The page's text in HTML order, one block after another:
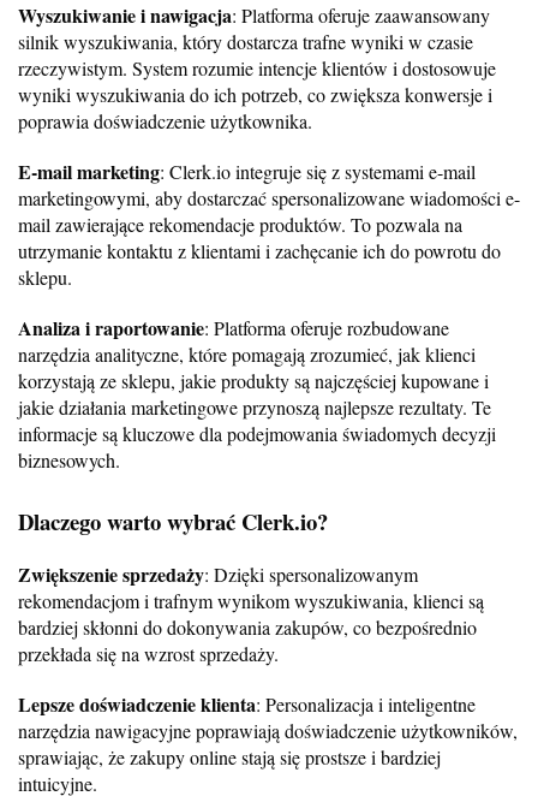
Wyszukiwanie i nawigacja: Platforma oferuje zaawansowany
silnik wyszukiwania, który dostarcza trafne wyniki w czasie
rzeczywistym. System rozumie intencje klientów i dostosowuje
wyniki wyszukiwania do ich potrzeb, co zwiększa konwersje i
poprawia doświadczenie użytkownika.
E-mail marketing: Clerk.io integruje się z systemami e-mail
marketingowymi, aby dostarczać spersonalizowane wiadomości e-
mail zawierające rekomendacje produktów. To pozwala na
utrzymanie kontaktu z klientami i zachęcanie ich do powrotu do
sklepu.
Analiza i raportowanie: Platforma oferuje rozbudowane
narzędzia analityczne, które pomagają zrozumieć, jak klienci
korzystają ze sklepu, jakie produkty są najczęściej kupowane i
jakie działania marketingowe przynoszą najlepsze rezultaty. Te
informacje są kluczowe dla podejmowania świadomych decyzji
biznesowych.
Dlaczego warto wybrać Clerk.io?
Zwiększenie sprzedaży: Dzięki spersonalizowanym
rekomendacjom i trafnym wynikom wyszukiwania, klienci są
bardziej skłonni do dokonywania zakupów, co bezpośrednio
przekłada się na wzrost sprzedaży.
Lepsze doświadczenie klienta: Personalizacja i inteligentne
narzędzia nawigacyjne poprawiają doświadczenie użytkowników,
sprawiając, że zakupy online stają się prostsze i bardziej
intuicyjne.